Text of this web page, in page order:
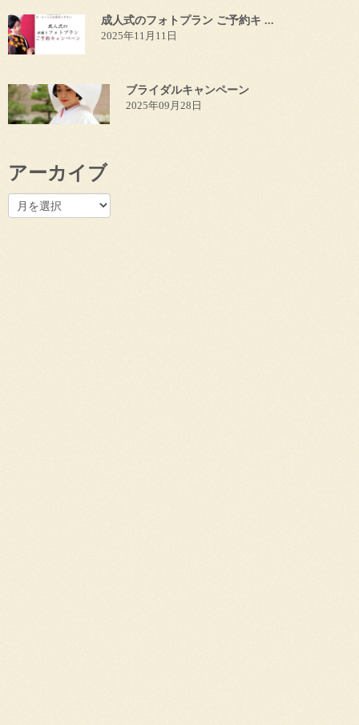
成人式のフォトプラン ご予約キ ...
2025年11月11日
ブライダルキャンペーン
2025年09月28日
アーカイブ